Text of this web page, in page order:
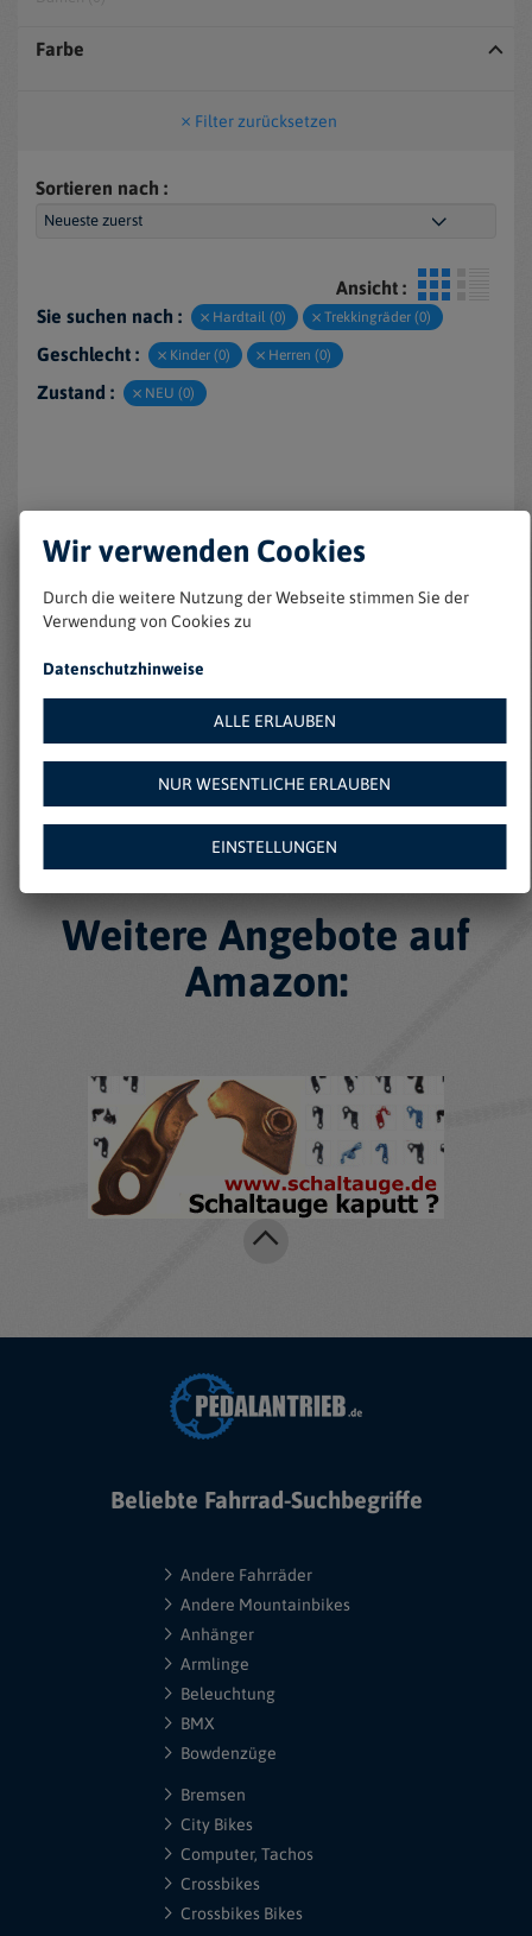
Farbe
Filter zurücksetzen
Sortieren nach :
Ansicht :
Sie suchen nach :
Hardtail (0) Trekkingräder (0)
Geschlecht : Kinder (0) Herren (0)
Zustand : NEU (0)
Keine Einträge gefunden
Weitere Angebote auf
Amazon:
Beliebte Fahrrad-Suchbegriffe
Andere Fahrräder
Andere Mountainbikes
Anhänger
Armlinge
Beleuchtung
BMX
Bowdenzüge
Bremsen
City Bikes
Computer, Tachos
Crossbikes
Crossbikes Bikes
Wir verwenden Cookies
Durch die weitere Nutzung der Webseite stimmen Sie der
Verwendung von Cookies zu
Datenschutzhinweise
ALLE ERLAUBEN
NUR WESENTLICHE ERLAUBEN
EINSTELLUNGEN